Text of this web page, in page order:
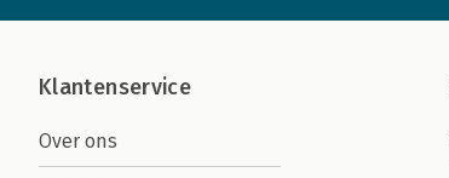
Klantenservice
Over ons